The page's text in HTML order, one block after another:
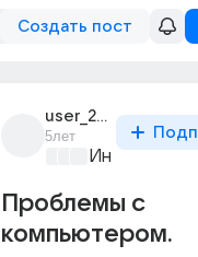
Создать пост
user_233556732
5лет
Проблемы с
компьютером.